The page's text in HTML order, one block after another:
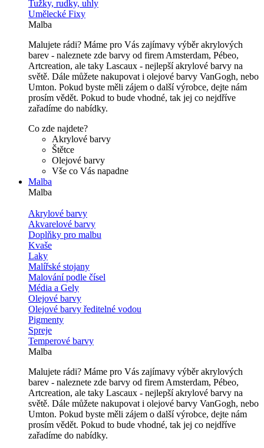
Tužky, rudky, uhly
Umělecké Fixy
Malba
Malujete rádi? Máme pro Vás zajímavy výběr akrylových
barev - naleznete zde barvy od firem Amsterdam, Pébeo,
Artcreation, ale taky Lascaux - nejlepší akrylové barvy na
světě. Dále můžete nakupovat i olejové barvy VanGogh, nebo
Umton. Pokud byste měli zájem o další výrobce, dejte nám
prosím vědět. Pokud to bude vhodné, tak jej co nejdříve
zařadíme do nabídky.
Co zde najdete?
Akrylové barvy
Štětce
Olejové barvy
Vše co Vás napadne
Malba
Malba
Akrylové barvy
Akvarelové barvy
Doplňky pro malbu
Kvaše
Laky
Malířské stojany
Malování podle čísel
Média a Gely
Olejové barvy
Olejové barvy ředitelné vodou
Pigmenty
Spreje
Temperové barvy
Malba
Malujete rádi? Máme pro Vás zajímavy výběr akrylových
barev - naleznete zde barvy od firem Amsterdam, Pébeo,
Artcreation, ale taky Lascaux - nejlepší akrylové barvy na
světě. Dále můžete nakupovat i olejové barvy VanGogh, nebo
Umton. Pokud byste měli zájem o další výrobce, dejte nám
prosím vědět. Pokud to bude vhodné, tak jej co nejdříve
zařadíme do nabídky.